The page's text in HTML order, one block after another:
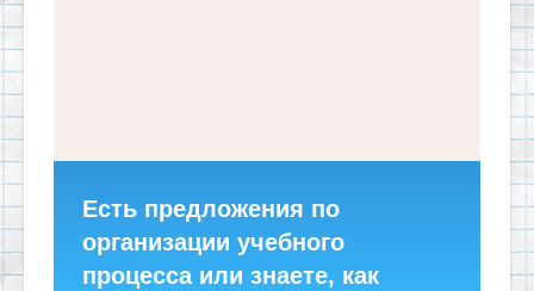
Есть предложения по
организации учебного
процесса или знаете, как